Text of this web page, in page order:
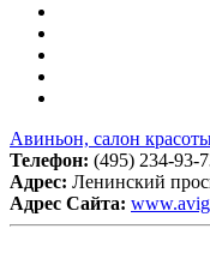
Авиньон, салон
Телефон: (495) 234-93-
Адрес: Ленинский
Адрес Сайта: